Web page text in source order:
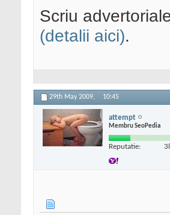
Scriu
(detalii aici).
29th May 2009, 10:45
attempt
Membru SeoPedia
Reputatie: